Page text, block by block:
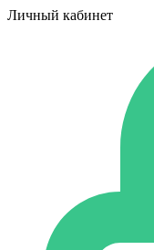
Личный кабинет